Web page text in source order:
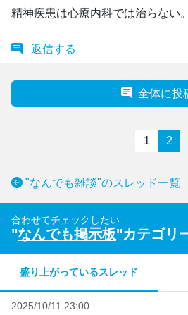
精神疾患は心療内科では治らない。
返信する
全体に投
1 2
"なんでも雑談"のスレッド一覧
合わせてチェックしたい
"なんでも掲示板"カテゴリ
盛り上がっているスレッド
2025/10/11 23:00